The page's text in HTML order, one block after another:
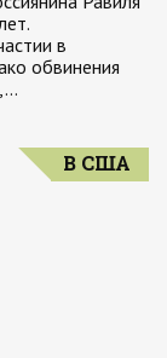
в
обвинения
В США